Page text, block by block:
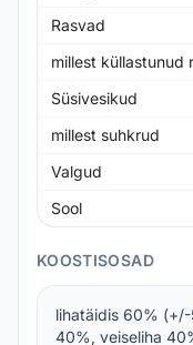
Rasvad
millest küllastunud
Süsivesikud
millest suhkrud
Valgud
Sool
KOOSTISOSAD
lihatäidis 60%
40%, veiseliha